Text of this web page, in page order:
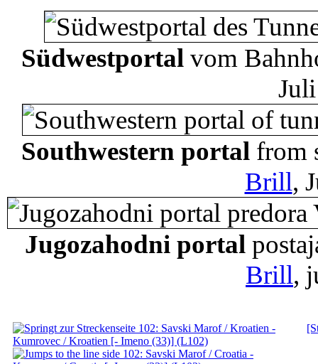
Südwestportal vom
Southwestern portalfrom
Brill,
Jugozahodni portal
Brill,